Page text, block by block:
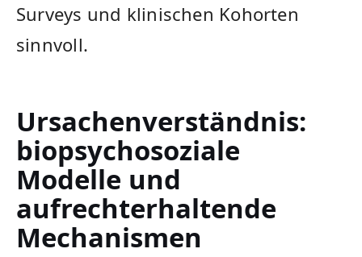
Surveys und klinischen Kohorten
sinnvoll.
Ursachenverständnis:
biopsychosoziale
Modelle und
aufrechterhaltende
Mechanismen